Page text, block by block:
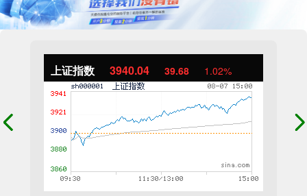
上证指数 3940.04 39.68 1.02%